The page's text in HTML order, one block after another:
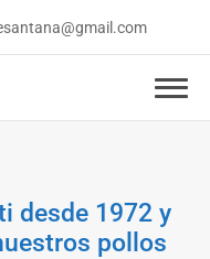
desde 1972 y
pollos